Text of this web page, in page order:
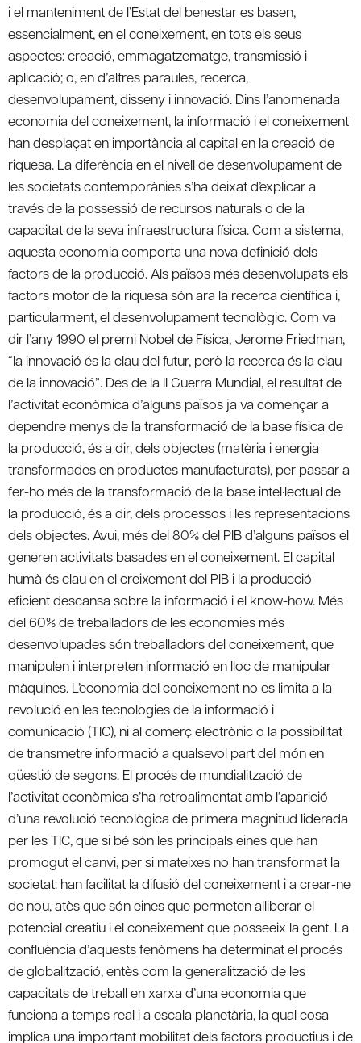
i el manteniment de l’Estat del benestar es basen,
essencialment, en el coneixement, en tots els seus
aspectes: creació, emmagatzematge, transmissió i
aplicació; o, en d’altres paraules, recerca,
desenvolupament, disseny i innovació. Dins l’anomenada
economia del coneixement, la informació i el coneixement
han desplaçat en importància al capital en la creació de
riquesa. La diferència en el nivell de desenvolupament de
les societats contemporànies s’ha deixat d’explicar a
través de la possessió de recursos naturals o de la
capacitat de la seva infraestructura física. Com a sistema,
aquesta economia comporta una nova definició dels
factors de la producció. Als països més desenvolupats els
factors motor de la riquesa són ara la recerca científica i,
particularment, el desenvolupament tecnològic. Com va
dir l’any 1990 el premi Nobel de Física, Jerome Friedman,
“la innovació és la clau del futur, però la recerca és la clau
de la innovació”. Des de la II Guerra Mundial, el resultat de
l’activitat econòmica d’alguns països ja va començar a
dependre menys de la transformació de la base física de
la producció, és a dir, dels objectes (matèria i energia
transformades en productes manufacturats), per passar a
fer-ho més de la transformació de la base intel·lectual de
la producció, és a dir, dels processos i les representacions
dels objectes. Avui, més del 80% del PIB d’alguns països el
generen activitats basades en el coneixement. El capital
humà és clau en el creixement del PIB i la producció
eficient descansa sobre la informació i el know-how. Més
del 60% de treballadors de les economies més
desenvolupades són treballadors del coneixement, que
manipulen i interpreten informació en lloc de manipular
màquines. L’economia del coneixement no es limita a la
revolució en les tecnologies de la informació i
comunicació (TIC), ni al comerç electrònic o la possibilitat
de transmetre informació a qualsevol part del món en
qüestió de segons. El procés de mundialització de
l’activitat econòmica s’ha retroalimentat amb l’aparició
d’una revolució tecnològica de primera magnitud liderada
per les TIC, que si bé són les principals eines que han
promogut el canvi, per si mateixes no han transformat la
societat: han facilitat la difusió del coneixement i a crear-ne
de nou, atès que són eines que permeten alliberar el
potencial creatiu i el coneixement que posseeix la gent. La
confluència d’aquests fenòmens ha determinat el procés
de globalització, entès com la generalització de les
capacitats de treball en xarxa d’una economia que
funciona a temps real i a escala planetària, la qual cosa
implica una important mobilitat dels factors productius i de